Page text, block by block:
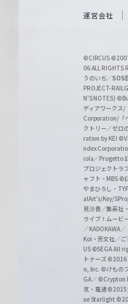
i
c
h
w
a
r
z
運営会社
©CIRCUS
06 ALL RIGHTS
うのいぢ／SOS
PROJECT-
N'S NOTES)
ディアワークス/
Corporation/「
クトリー／ゼロ
ration by KEI
ndex
iola／Progetto
プロジェクトラ
ャフト・MBS ©
やまひろし・
alArt's/Key/
見沙貴／集英社
ライブ！ムービ
／KADOKAWA
Koi・芳文社／
US ©SEGA All
トナーズ©2016
o, Inc. ©けもの
GA／ ©Crypton
京・電通 ©2015
ue Starlight